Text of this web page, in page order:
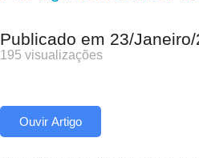
Publicado em 23/
195 visualizações
Ouvir Artigo